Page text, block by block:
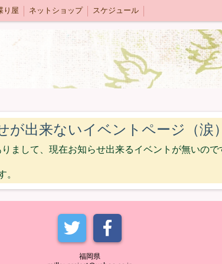
り屋 ネットショップ スケジュール
が出来ないイベントページ（涙
まして、現在お知らせ出来るイベントが無いので
福岡県